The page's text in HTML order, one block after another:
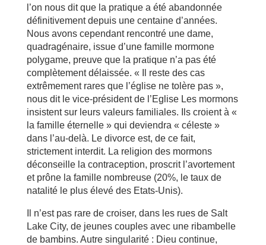
l’on nous dit que la pratique a été abandonnée
définitivement depuis une centaine d’années.
Nous avons cependant rencontré une dame,
quadragénaire, issue d’une famille mormone
polygame, preuve que la pratique n’a pas été
complètement délaissée. « Il reste des cas
extrêmement rares que l’église ne tolère pas »,
nous dit le vice-président de l’Eglise Les mormons
insistent sur leurs valeurs familiales. Ils croient à «
la famille éternelle » qui deviendra « céleste »
dans l’au-delà. Le divorce est, de ce fait,
strictement interdit. La religion des mormons
déconseille la contraception, proscrit l’avortement
et prône la famille nombreuse (20%, le taux de
natalité le plus élevé des Etats-Unis).
Il n’est pas rare de croiser, dans les rues de Salt
Lake City, de jeunes couples avec une ribambelle
de bambins. Autre singularité : Dieu continue,